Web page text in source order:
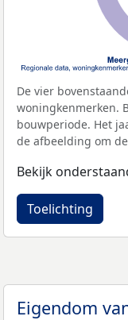
De vier
woningkenmerken.
bouwperiode. Het
de afbeelding om
Bekijk
Toelichting
Eigendom